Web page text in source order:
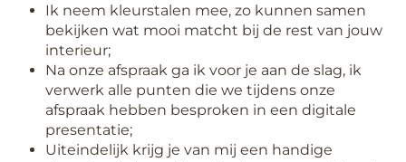
Ik neem kleurstalen mee, zo kunnen samen
bekijken wat mooi matcht bij de rest van jouw
interieur;
Na onze afspraak ga ik voor je aan de slag, ik
verwerk alle punten die we tijdens onze
afspraak hebben besproken in een digitale
presentatie;
Uiteindelijk krijg je van mij een handige